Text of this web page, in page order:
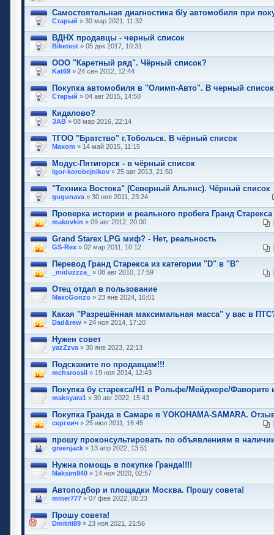
Самостоятельная диагностика б/у автомобиля при
Старый » 30 мар 2021, 11:32
ВДНХ продавцы - черный список
Biketest » 05 дек 2017, 10:31
ООО "Каретный ряд". Чёрный список?
Kat69 » 24 сен 2012, 12:44
Покупка автомобиля в "Олимп-Авто". В черный
Старый » 04 авг 2015, 14:50
Кидалово?
ЗАВ » 08 мар 2016, 22:14
ТГОО "Братство" г.Тобольск. В чёрный список
Maxom » 14 май 2015, 11:15
Модус-Пятигорск - в чёрный список
igor-korobejnikov » 25 авг 2013, 21:50
"Техника Востока" (Северный Альянс). Чёрный список
gugunava » 30 ноя 2011, 23:24
Проверка истории и реального пробега Гранд Старекса
makovkin » 09 авг 2012, 20:00
Grand Starex LPG миф? - Нет, реальность
GS-Rex » 02 мар 2011, 10:12
Перевод Гранд Старекса из категории "D" в "B"
_miduzzza_ » 08 авг 2010, 17:59
Отец отдал в пользование
МаксGonzo » 23 янв 2024, 16:01
Какая "Разрешённая максимальная масса" у вас в
Dad&rew » 24 ноя 2014, 17:20
Нужен совет
yazZzva » 30 янв 2023, 22:13
Подскажите по продавцам!!!
mchsrossii » 19 ноя 2014, 12:43
Покупка бу старекса/Н1 в Рольфе/Мейджере/Фаворите
maksyara1 » 30 авг 2022, 15:43
Покупка Гранда в Самаре в YOKOHAMA-SAMARA.
сергеич » 25 июл 2011, 16:45
прошу проконсультировать по объявлениям в
greenjack » 13 апр 2022, 13:51
Нужна помощь в покупке Гранда!!!!
Maksim940 » 14 ноя 2020, 02:57
Автоподбор и площадки Москва. Прошу совета!
miner777 » 07 фев 2022, 00:23
Прошу совета!
Dmitrii89 » 23 ноя 2021, 21:56